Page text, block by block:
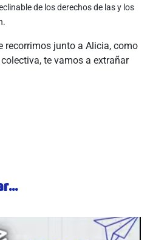
de los derechos de las y los
recorrimos junto a Alicia, como
te vamos a extrañar